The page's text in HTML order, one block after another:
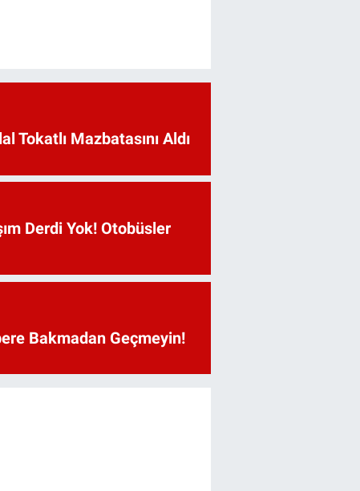
Tokatlı Mazbatasını Aldı
Derdi Yok! Otobüsler
Bakmadan Geçmeyin!